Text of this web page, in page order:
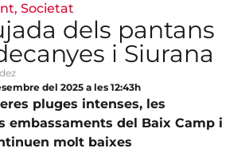
, Societat
dels pantans
i Siurana
del 2025 a les 12:43h
pluges intenses, les
embassaments del Baix Camp i
molt baixes